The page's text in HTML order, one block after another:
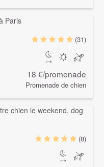
(31)
18 €/promenade
Promenade de chien
(8)